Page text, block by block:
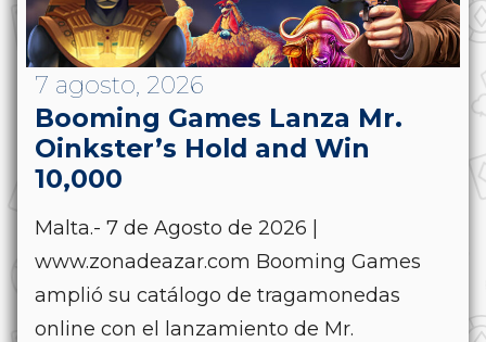
7 agosto, 2026
Booming Games Lanza Mr.
Oinkster’s Hold and Win
10,000
Malta.- 7 de Agosto de 2026 |
www.zonadeazar.com Booming Games
amplió su catálogo de tragamonedas
online con el lanzamiento de Mr.